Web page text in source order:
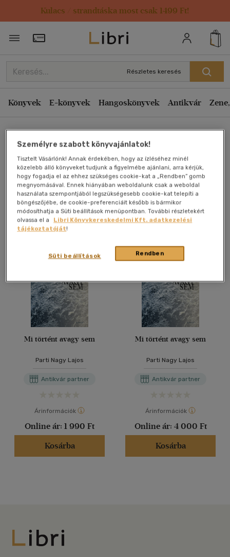
Kulacs / strandtáska most csak 1499 Ft!
Törzsvásárlói Kártya adatai
Részletes keresés
Könyvek E-könyvek Hangoskönyvek Antikvár
Mi történt avagy sem
Parti Nagy Lajos
Antikvár könyv (2db)
Mi történt avagy sem
Parti Nagy Lajos
Antikvár partner
Árinformációk
Online ár: 1 990 Ft
Kosárba
Mi történt avagy sem
Parti Nagy Lajos
Antikvár partner
Árinformációk
Online ár: 4 000 Ft
Kosárba
Libri
Személyre szabott könyvajánlatok!
Tisztelt Vásárlónk! Annak érdekében, hogy az ízléséhez minél
közelebb álló könyveket tudjunk a figyelmébe ajánlani, arra kérjük,
hogy fogadja el az ehhez szükséges cookie-kat a „Rendben” gomb
megnyomásával. Ennek hiányában weboldalunk csak a weboldal
használata szempontjából legszükségesebb cookie-kat telepíti a
böngészőjébe, de cookie-preferenciáit később is bármikor
módosíthatja a Süti beállítások menüpontban. További részletekért
olvassa el a
Libri Könyvkereskedelmi Kft. adatkezelési
tájékoztatóját!
Rendben
Süti beállítások